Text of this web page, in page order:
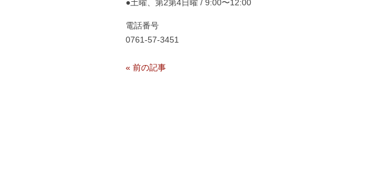
●土曜、第2第4日曜 / 9:00〜12:00
電話番号
0761-57-3451
« 前の記事